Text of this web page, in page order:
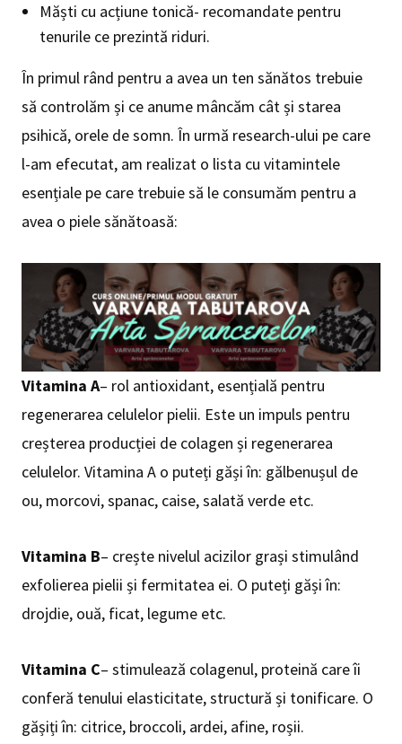
Măști cu acțiune tonică- recomandate pentru
tenurile ce prezintă riduri.
În primul rând pentru a avea un ten sănătos trebuie
să controlăm și ce anume mâncăm cât și starea
psihică, orele de somn. În urmă research-ului pe care
l-am efecutat, am realizat o lista cu vitamintele
esențiale pe care trebuie să le consumăm pentru a
avea o piele sănătoasă:
Vitamina A– rol antioxidant, esențială pentru
regenerarea celulelor pielii. Este un impuls pentru
creșterea producției de colagen și regenerarea
celulelor. Vitamina A o puteți găși în: gălbenușul de
ou, morcovi, spanac, caise, salată verde etc.
Vitamina B– crește nivelul acizilor grași stimulând
exfolierea pielii și fermitatea ei. O puteți găși în:
drojdie, ouă, ficat, legume etc.
Vitamina C– stimulează colagenul, proteină care îi
conferă tenului elasticitate, structură și tonificare. O
gășiți în: citrice, broccoli, ardei, afine, roșii.